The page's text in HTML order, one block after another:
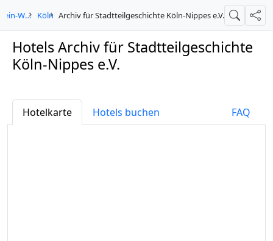
Nordrhein-Westfalen Köln Archiv für Stadtteilgeschichte Köln-Nippes e.V. Suche
Hotels Archiv für Stadtteilgeschichte
Köln-Nippes e.V.
Hotelkarte Hotels buchen FAQ